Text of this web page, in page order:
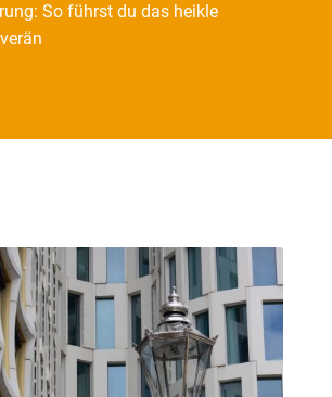
So führst du das heikle